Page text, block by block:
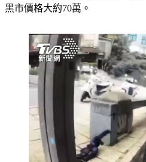
素，只有在北投和日本才有，數